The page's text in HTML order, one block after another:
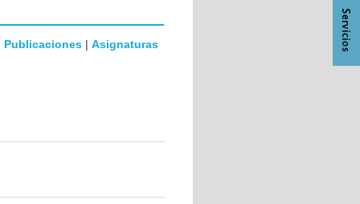
Publicaciones | Asignaturas